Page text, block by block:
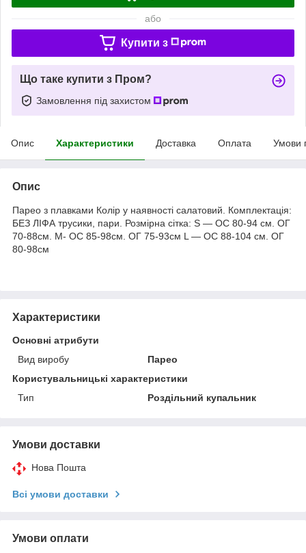
або
Купити з
Що таке купити з Пром?
Замовлення під захистом
Опис Характеристики Доставка Оплата Умови
Опис
Парео з плавками Колір у наявності салатовий. Комплектація:
БЕЗ ЛІФА трусики, пари. Розмірна сітка: S — ОС 80-94 см. ОГ
70-88см. M- ОС 85-98см. ОГ 75-93см L — ОС 88-104 см. ОГ
80-98см
Характеристики
Основні атрибути
Вид виробу
Парео
Користувальницькі характеристики
Тип
Роздільний купальник
Умови доставки
Нова Пошта
Всі умови доставки
Умови оплати